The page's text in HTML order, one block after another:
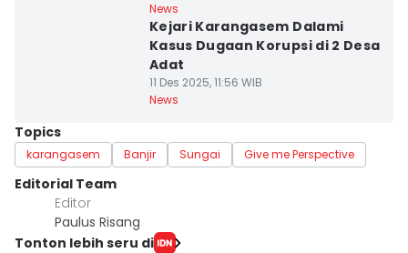
News
Kejari Karangasem Dalami
Kasus Dugaan Korupsi di 2 Desa
Adat
11 Des 2025, 11:56 WIB
News
Topics
karangasem Banjir Sungai Give me Perspective
Editorial Team
Editor
Paulus Risang
Tonton lebih seru di